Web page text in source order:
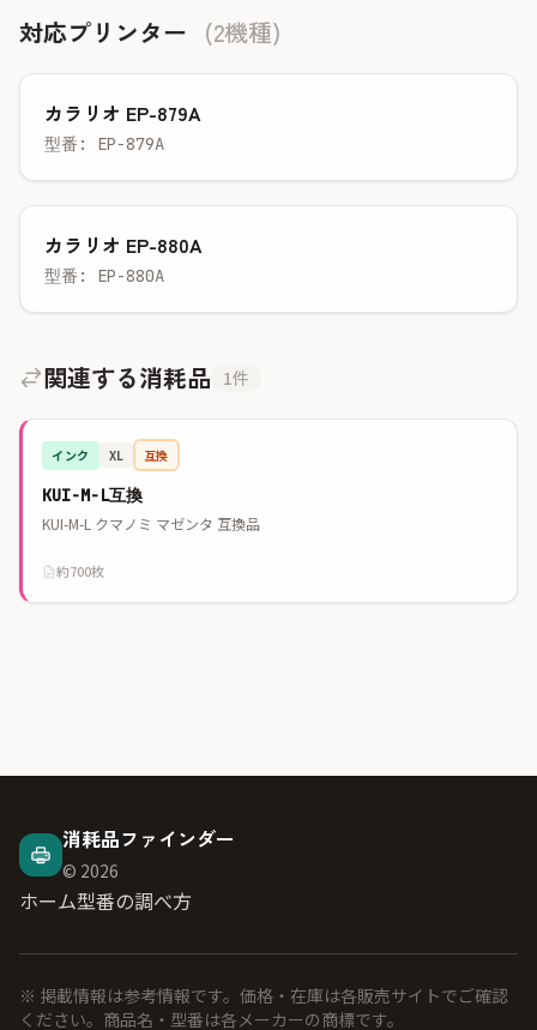
対応プリンター (2機種)
カラリオ EP-879A
型番: EP-879A
カラリオ EP-880A
型番: EP-880A
関連する消耗品 1件
インク XL 互換
KUI-M-L互換
KUI-M-L クマノミ マゼンタ 互換品
約700枚
消耗品ファインダー
© 2026
ホーム型番の調べ方
※ 掲載情報は参考情報です。価格・在庫は各販売サイトでご確認
ください。商品名・型番は各メーカーの商標です。